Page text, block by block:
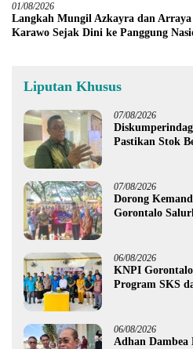
01/08/2026
Langkah Mungil Azkayra dan
Karawo Sejak Dini ke Panggung
Liputan Khusus
07/08/2026
Pastikan Stok
07/08/2026
Dorong
Gorontalo
06/08/2026
KNPI
Program SKS
06/08/2026
Adhan